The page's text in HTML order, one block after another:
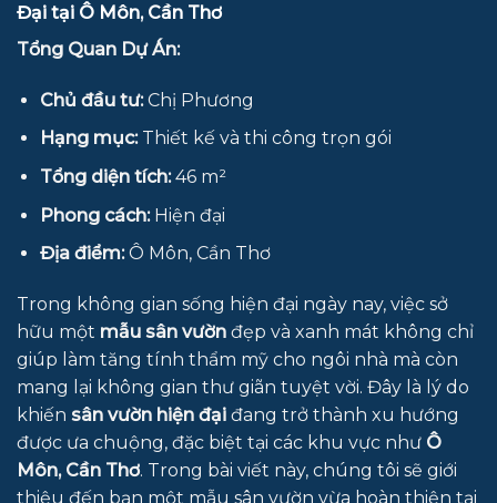
Đại tại Ô Môn, Cần Thơ
Tổng Quan Dự Án:
Chủ đầu tư:Chị Phương
Hạng mục:Thiết kế và thi công trọn gói
Tổng diện tích:46 m²
Phong cách:Hiện đại
Địa điểm:Ô Môn, Cần Thơ
Trong không gian sống hiện đại ngày nay, việc sở
hữu một mẫu sân vườn đẹp và xanh mát không chỉ
giúp làm tăng tính thẩm mỹ cho ngôi nhà mà còn
mang lại không gian thư giãn tuyệt vời. Đây là lý do
khiến sân vườn hiện đại đang trở thành xu hướng
được ưa chuộng, đặc biệt tại các khu vực như Ô
Môn, Cần Thơ. Trong bài viết này, chúng tôi sẽ giới
thiệu đến bạn một mẫu sân vườn vừa hoàn thiện tại